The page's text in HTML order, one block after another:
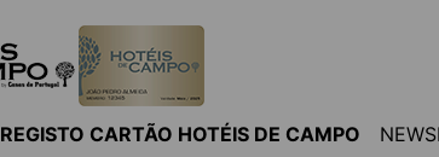
REGISTO CARTÃO HOTÉIS DE CAMPO